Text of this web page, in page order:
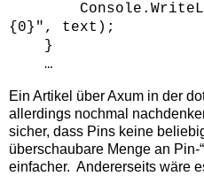
{0}", text);
}
…
Ein Artikel über Axum in der
allerdings nochmal
sicher, dass Pins keine
überschaubare Menge an Pin-
einfacher. Andererseits wäre